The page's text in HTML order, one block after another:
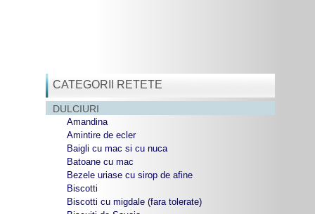
CATEGORII RETETE
DULCIURI
Amandina
Amintire de ecler
Baigli cu mac si cu nuca
Batoane cu mac
Bezele uriase cu sirop de afine
Biscotti
Biscotti cu migdale (fara tolerate)